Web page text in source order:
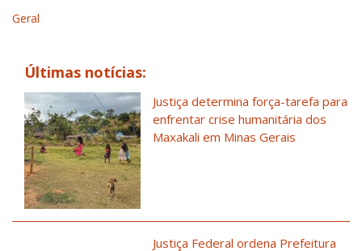
Geral
Últimas notícias:
Justiça determina força-tarefa para
enfrentar crise humanitária dos
Maxakali em Minas Gerais
Justiça Federal ordena Prefeitura